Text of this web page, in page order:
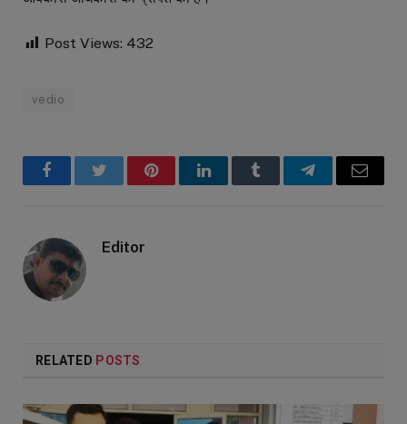
Post Views: 432
vedio
FacebookTwitter PinterestLinkedInTumblr TelegramEmail
Editor
RELATED POSTS